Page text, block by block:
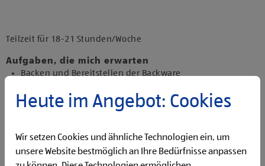
Drittanbietern zu, um diesen Inhalt
Teilzeit für 18-21 Stunden/Woche
Aufgaben, die mich erwarten
Backen und Bereitstellen der Backware
Präsentieren von Obst und Gemüse sowie Durchführen
von Qualitätskontrollen
Reinigen der Filiale
Betreuen der Pfandrückgabeautomaten
Heute im Angebot: Cookies
Wir setzen Cookies und ähnliche Technologien ein, um
unsere Website bestmöglich an Ihre Bedürfnisse anpassen